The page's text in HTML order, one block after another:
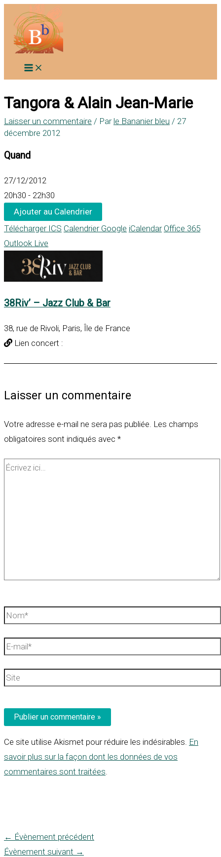
contenu
Tangora & Alain Jean-Marie
Laisser un commentaire / Par le Bananier bleu / 27
décembre 2012
Quand
27/12/2012
20h30 - 22h30
Ajouter au Calendrier
Télécharger ICS Calendrier Google iCalendar Office 365
Outlook Live
38Riv’ – Jazz Club & Bar
38, rue de Rivoli, Paris, Île de France
Lien concert :
Laisser un commentaire
Votre adresse e-mail ne sera pas publiée. Les champs
obligatoires sont indiqués avec *
Écrivez
Nom*
E-
Site
Ce site utilise Akismet pour réduire les indésirables. En
savoir plus sur la façon dont les données de vos
commentaires sont traitées
← Évènement précédent
Évènement suivant →